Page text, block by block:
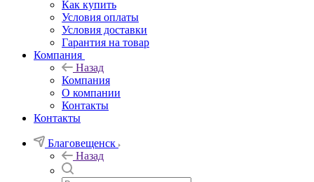
Как купить
Условия оплаты
Условия доставки
Гарантия на товар
Компания
Назад
Компания
О компании
Контакты
Контакты
Благовещенск
Назад